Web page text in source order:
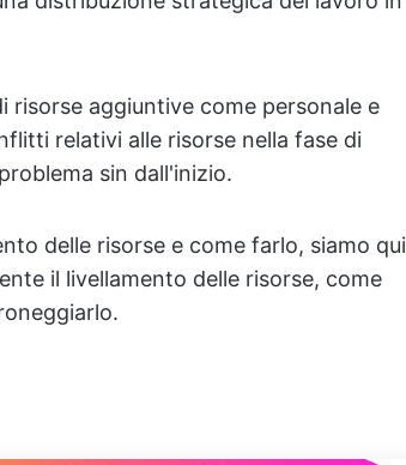
risorse aggiuntive come personale e
relativi alle risorse nella fase di
sin dall'inizio.
delle risorse e come farlo, siamo qui
il livellamento delle risorse, come